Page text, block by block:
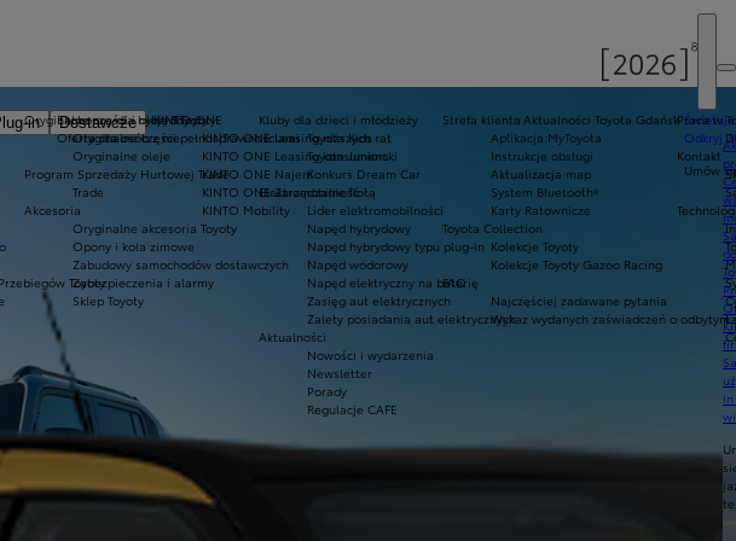
in
Dostawcze
Ekobonus dla hybryd Toyoty
Oferta dla osób z niepełnosprawnościami
Odkryj
Umów
KINTO ONE
KINTO ONE Leasing niższych rat
KINTO ONE Leasing konsumencki
KINTO ONE Najem
KINTO ONE Zarządzanie flotą
KINTO Mobility
Oryginalne części i oleje Toyoty
Oryginalne części
Oryginalne oleje
Program Sprzedaży Hurtowej Trade
Trade
Akcesoria
Oryginalne akcesoria Toyoty
Opony i koła zimowe
Zabudowy samochodów dostawczych
Zabezpieczenia i alarmy
Sklep Toyoty
Strefa klienta
Aplikacja MyToyota
Instrukcje obsługi
Aktualizacja map
System Bluetooth®
Karty Ratownicze
Toyota Collection
Kolekcje Toyoty
Kolekcje Toyoty Gazoo Racing
FAQ
Najczęściej zadawane pytania
Wykaz wydanych zaświadczeń o odbytym
Aktualności Toyota Gdańsk
Toyoty
Kluby dla dzieci i młodzieży
Toyota Kids
Toyota Juniors
Konkurs Dream Car
Elektromobilność
Lider elektromobilności
Napęd hybrydowy
Napęd hybrydowy typu plug-in
Napęd wodorowy
Napęd elektryczny na baterię
Zasięg aut elektrycznych
Zalety posiadania aut elektrycznych
Aktualności
Nowości i wydarzenia
Newsletter
Porady
Regulacje CAFE
Praca w
Kontakt